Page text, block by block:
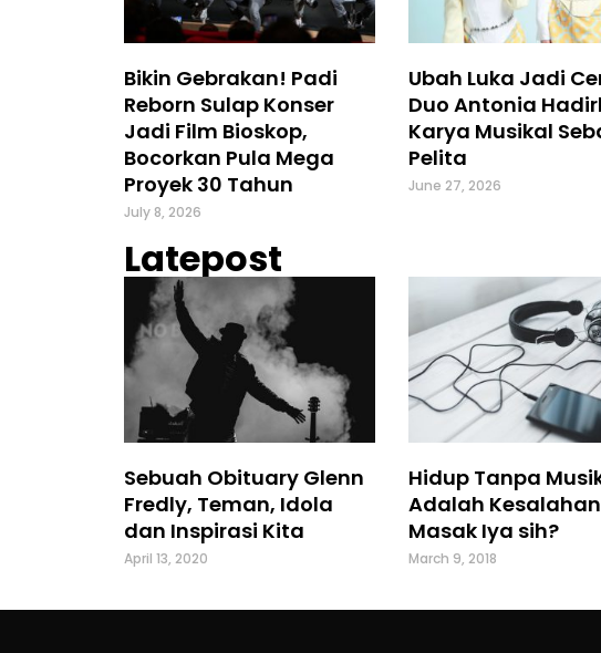
Bikin Gebrakan! Padi
Reborn Sulap Konser
Jadi Film Bioskop,
Bocorkan Pula Mega
Proyek 30 Tahun
July 8, 2026
Ubah Luka Jadi
Duo Antonia
Karya Musikal
Pelita
June 27, 2026
Latepost
Sebuah Obituary Glenn
Fredly, Teman, Idola
dan Inspirasi Kita
April 13, 2020
Hidup Tanpa
Adalah
Masak Iya sih?
March 9, 2018